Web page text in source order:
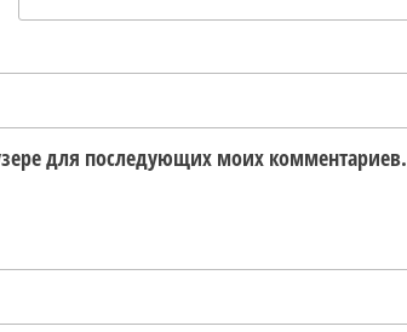
для последующих моих комментариев.